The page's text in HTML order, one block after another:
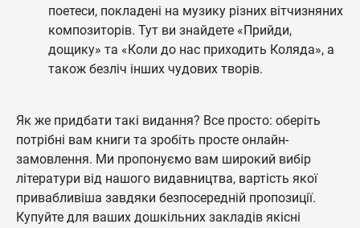
поетеси, покладені на музику різних вітчизняних
композиторів. Тут ви знайдете «Прийди,
дощику» та «Коли до нас приходить Коляда», а
також безліч інших чудових творів.
Як же придбати такі видання? Все просто: оберіть
потрібні вам книги та зробіть просте онлайн-
замовлення. Ми пропонуємо вам широкий вибір
літератури від нашого видавництва, вартість якої
привабливіша завдяки безпосередній пропозиції.
Купуйте для ваших дошкільних закладів якісні